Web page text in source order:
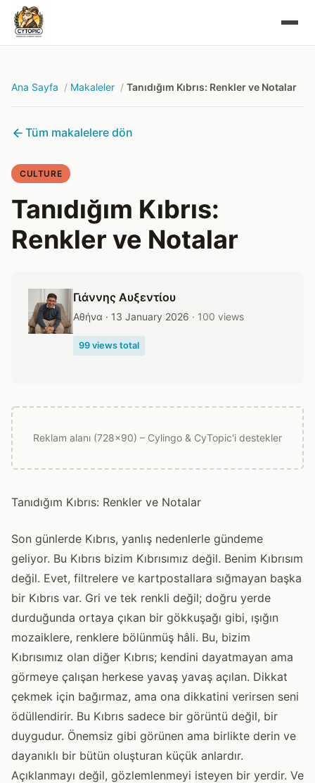
Ana Sayfa Makaleler Tanıdığım Kıbrıs: Renkler ve Notalar
Tüm makalelere dön
CULTURE
Tanıdığım Kıbrıs:
Renkler ve Notalar
Γιάννης Αυξεντίου
Αθήνα · 13 January 2026 · 100 views
99 views total
Reklam alanı (728x90) – Cylingo & CyTopic'i destekler
Tanıdığım Kıbrıs: Renkler ve Notalar
Son günlerde Kıbrıs, yanlış nedenlerle gündeme
geliyor. Bu Kıbrıs bizim Kıbrısımız değil. Benim Kıbrısım
değil. Evet, filtrelere ve kartpostallara sığmayan başka
bir Kıbrıs var. Gri ve tek renkli değil; doğru yerde
durduğunda ortaya çıkan bir gökkuşağı gibi, ışığın
mozaiklere, renklere bölünmüş hâli. Bu, bizim
Kıbrısımız olan diğer Kıbrıs; kendini dayatmayan ama
görmeye çalışan herkese yavaş yavaş açılan. Dikkat
çekmek için bağırmaz, ama ona dikkatini verirsen seni
ödüllendirir. Bu Kıbrıs sadece bir görüntü değil, bir
duygudur. Önemsiz gibi görünen ama birlikte derin ve
dayanıklı bir bütün oluşturan küçük anlardır.
Açıklanmayı değil, gözlemlenmeyi isteyen bir yerdir. Ve